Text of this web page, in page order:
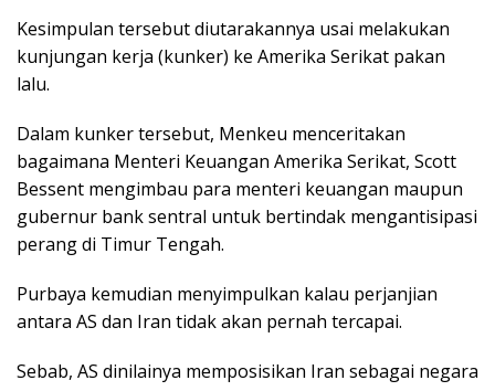
Kesimpulan tersebut diutarakannya usai melakukan
kunjungan kerja (kunker) ke Amerika Serikat pakan
lalu.
Dalam kunker tersebut, Menkeu menceritakan
bagaimana Menteri Keuangan Amerika Serikat, Scott
Bessent mengimbau para menteri keuangan maupun
gubernur bank sentral untuk bertindak mengantisipasi
perang di Timur Tengah.
Purbaya kemudian menyimpulkan kalau perjanjian
antara AS dan Iran tidak akan pernah tercapai.
Sebab, AS dinilainya memposisikan Iran sebagai negara